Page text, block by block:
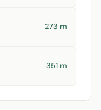
273 m
351 m